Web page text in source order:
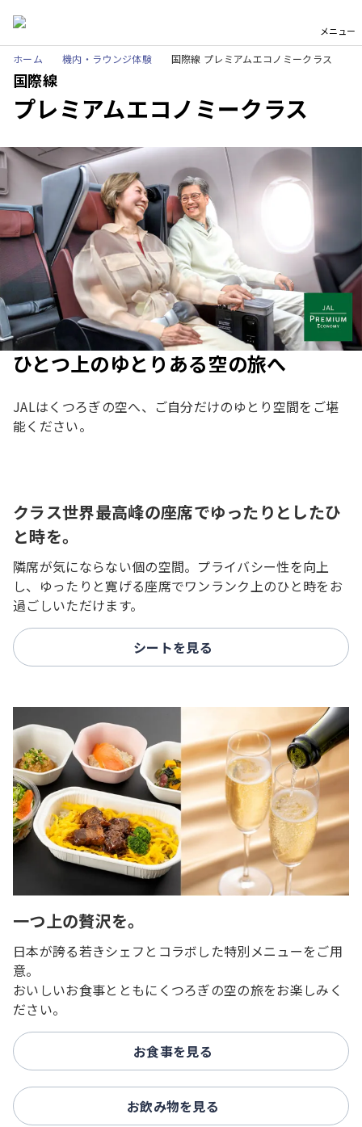
メニュー
ホーム 機内・ラウンジ体験 国際線 プレミアムエコノミークラス
国際線
プレミアムエコノミークラス
ひとつ上のゆとりある空の旅へ
JALはくつろぎの空へ、ご自分だけのゆとり空間をご堪
能ください。
クラス世界最高峰の座席でゆったりとしたひ
と時を。
隣席が気にならない個の空間。プライバシー性を向上
し、ゆったりと寛げる座席でワンランク上のひと時をお
過ごしいただけます。
シートを見る
一つ上の贅沢を。
日本が誇る若きシェフとコラボした特別メニューをご用
意。
おいしいお食事とともにくつろぎの空の旅をお楽しみく
ださい。
お食事を見る
お飲み物を見る